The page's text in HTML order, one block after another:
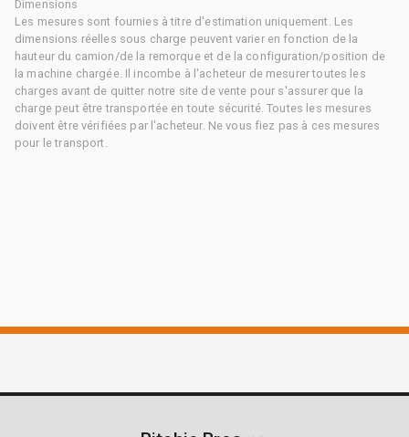
Dimensions
Les mesures sont fournies à titre d'estimation uniquement. Les
dimensions réelles sous charge peuvent varier en fonction de la
hauteur du camion/de la remorque et de la configuration/position de
la machine chargée. Il incombe à l'acheteur de mesurer toutes les
charges avant de quitter notre site de vente pour s'assurer que la
charge peut être transportée en toute sécurité. Toutes les mesures
doivent être vérifiées par l'acheteur. Ne vous fiez pas à ces mesures
pour le transport.